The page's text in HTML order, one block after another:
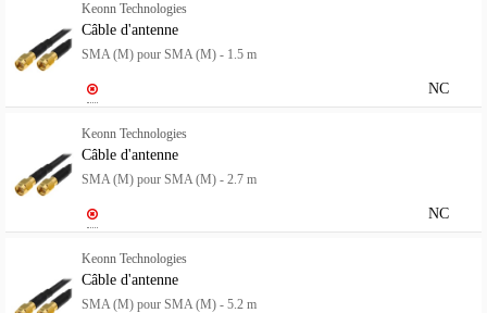
Keonn Technologies
Câble d'antenne
SMA (M) pour SMA (M) - 1.5 m
NC
Keonn Technologies
Câble d'antenne
SMA (M) pour SMA (M) - 2.7 m
NC
Keonn Technologies
Câble d'antenne
SMA (M) pour SMA (M) - 5.2 m